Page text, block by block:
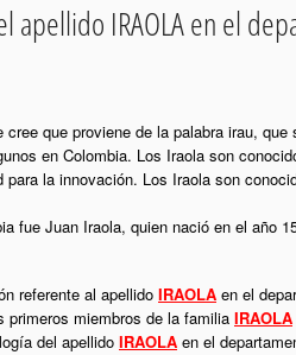
IRAOLA en el
que proviene de la palabra irau,
en Colombia. Los Iraola son
la innovación. Los Iraola son
fue Juan Iraola, quien nació en el año
referente al apellido IRAOLA en el
primeros miembros de la familia IRAOLA
del apellido IRAOLA en el